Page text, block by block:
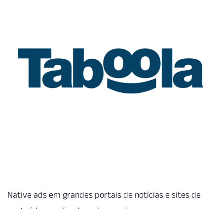
Native ads em grandes portais de notícias e sites de